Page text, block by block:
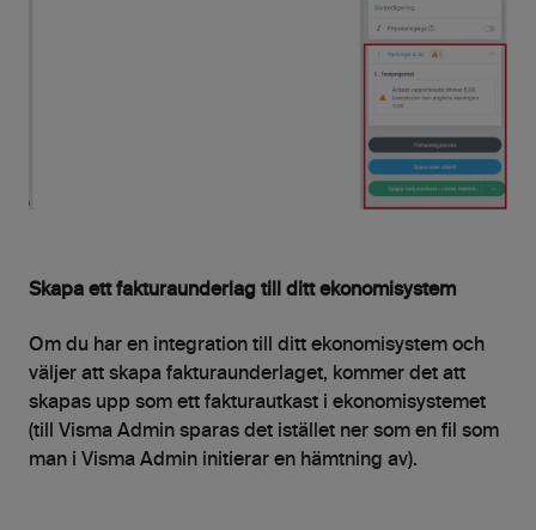
Skapa ett fakturaunderlag till ditt ekonomisystem
Om du har en integration till ditt ekonomisystem och
väljer att skapa fakturaunderlaget, kommer det att
skapas upp som ett fakturautkast i ekonomisystemet
(till Visma Admin sparas det istället ner som en fil som
man i Visma Admin initierar en hämtning av).